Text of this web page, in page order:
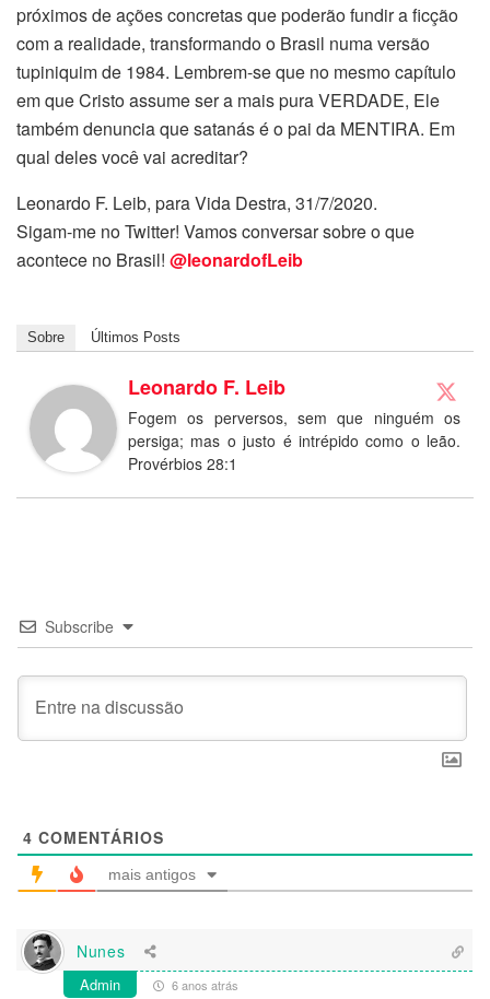
próximos de ações concretas que poderão fundir a ficção
com a realidade, transformando o Brasil numa versão
tupiniquim de 1984. Lembrem-se que no mesmo capítulo
em que Cristo assume ser a mais pura VERDADE, Ele
também denuncia que satanás é o pai da MENTIRA. Em
qual deles você vai acreditar?
Leonardo F. Leib, para Vida Destra, 31/7/2020.
Sigam-me no Twitter! Vamos conversar sobre o que
acontece no Brasil! @leonardofLeib
Sobre Últimos Posts
Leonardo F. Leib
Fogem os perversos, sem que ninguém os
persiga; mas o justo é intrépido como o leão.
Provérbios 28:1
Subscribe
4 COMENTÁRIOS
mais antigos
Nunes
Admin 6 anos atrás